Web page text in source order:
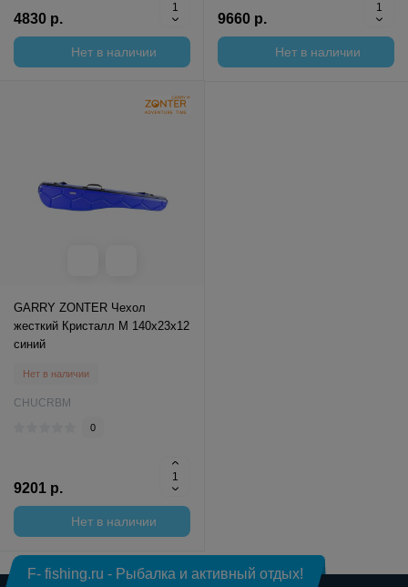
4830 р.
Нет в наличии
9660 р.
Нет в наличии
GARRY ZONTER Чехол
жесткий Кристалл M 140x23x12
синий
Нет в наличии
CHUCRBM
0
9201 р.
Нет в наличии
F- fishing.ru - Рыбалка и активный отдых!